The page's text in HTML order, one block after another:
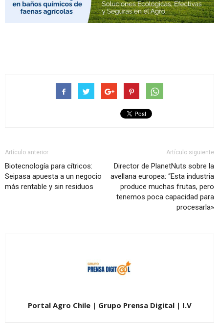
Artículo anterior
Biotecnología para cítricos:
Seipasa apuesta a un negocio
más rentable y sin residuos
Artículo siguiente
Director de PlanetNuts sobre la
avellana europea: “Esta industria
produce muchas frutas, pero
tenemos poca capacidad para
procesarla»
Portal Agro Chile | Grupo Prensa Digital | I.V